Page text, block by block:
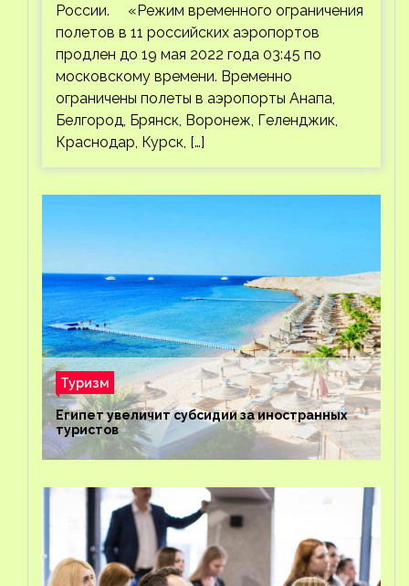
России. «Режим временного ограничения
полетов в 11 российских аэропортов
продлен до 19 мая 2022 года 03:45 по
московскому времени. Временно
ограничены полеты в аэропорты Анапа,
Белгород, Брянск, Воронеж, Геленджик,
Краснодар, Курск, […]
Туризм
Египет увеличит субсидии за иностранных
туристов